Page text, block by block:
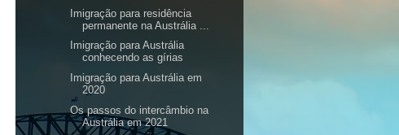
Imigração para residência
permanente na Austrália ...
Imigração para Austrália
conhecendo as gírias
Imigração para Austrália em
2020
Os passos do intercâmbio na
Austrália em 2021